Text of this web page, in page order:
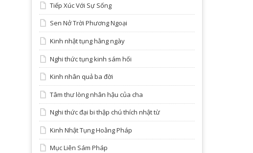
Tiếp Xúc Với Sự Sống
Sen Nở Trời Phương Ngoại
Kinh nhật tụng hằng ngày
Nghi thức tụng kinh sám hối
Kinh nhân quả ba đời
Tâm thư lòng nhân hậu của cha
Nghi thức đại bi thập chú thích nhật từ
Kinh Nhật Tụng Hoằng Pháp
Mục Liên Sám Pháp